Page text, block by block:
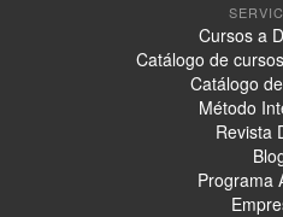
Cursos a
Catálogo de
Catálogo
Método
Revista
Programa